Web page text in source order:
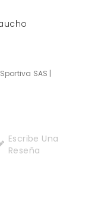
SAS |
Escribe Una
Reseña